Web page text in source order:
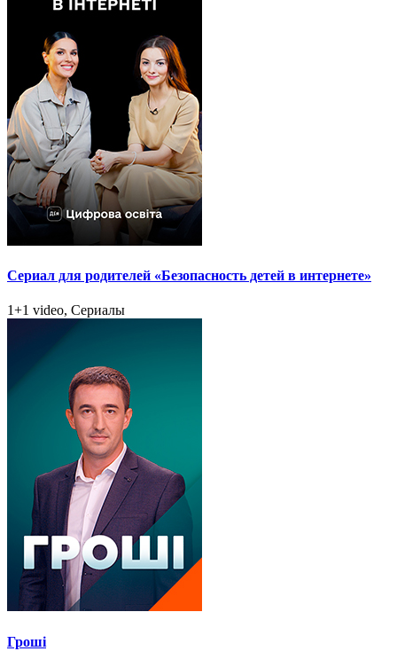
Сериал для родителей «Безопасность детей в интернете»
1+1 video, Сериалы
Гроші